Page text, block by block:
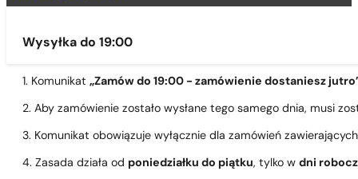
Wysyłka do 19:00
1. Komunikat „Zamów do 19:00 - zamówienie dostaniesz
2. Aby zamówienie zostało wysłane tego samego dnia, musi
3. Komunikat obowiązuje wyłącznie dla zamówień
4. Zasada działa od poniedziałku do piątku, tylko w dni